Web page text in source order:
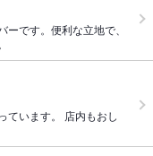
です。便利な立地で、
ています。 店内もおし